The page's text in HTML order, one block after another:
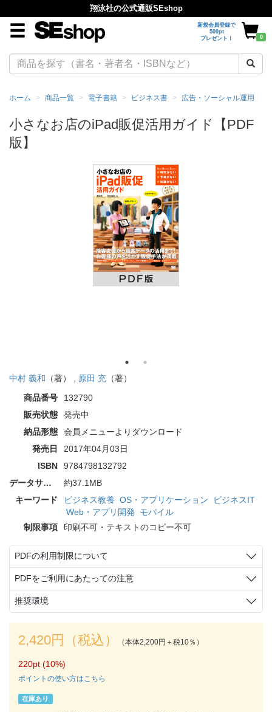
翔泳社の公式通販SEshop
新規会員登録で
500pt
プレゼント！
0
ホーム 商品一覧 電子書籍 ビジネス書 広告・ソーシャル運用
小さなお店のiPad販促活用ガイド【PDF
版】
中村 義和 （著） , 原田 充 （著）
商品番号
132790
販売状態
発売中
納品形態
会員メニューよりダウンロード
発売日
2017年04月03日
ISBN
9784798132792
データサイズ
約37.1MB
キーワード
ビジネス教養 OS・アプリケーション
ビジネスIT
Web・アプリ開発
モバイル
制限事項
印刷不可・テキストのコピー不可
PDFの利用制限について
PDFをご利用にあたっての注意
推奨環境
2,420円（税込） （本体2,200円＋税10％）
220pt (10%)
ポイントの使い方はこちら
在庫あり